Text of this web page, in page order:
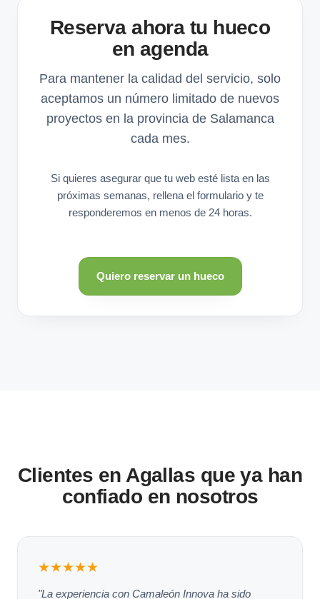
Reserva ahora tu hueco
en agenda
Para mantener la calidad del servicio, solo
aceptamos un número limitado de nuevos
proyectos en la provincia de Salamanca
cada mes.
Si quieres asegurar que tu web esté lista en las
próximas semanas, rellena el formulario y te
responderemos en menos de 24 horas.
Quiero reservar un hueco
Clientes en Agallas que ya han
confiado en nosotros
★★★★★
"La experiencia con Camaleón Innova ha sido